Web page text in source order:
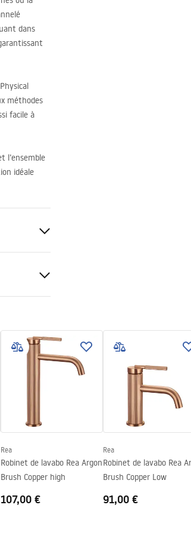
dans
méthodes
facile à
l’ensemble
idéale
Rea
Robinet de lavabo Rea Argon
Brush Copper high
107,00 €
Rea
Robinet de lavabo Rea
Brush Copper Low
91,00 €